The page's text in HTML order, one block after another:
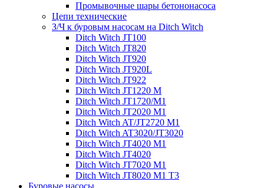
Промывочные шары бетононасоса
Цепи технические
З/Ч к буровым насосам на Ditch Witch
Ditch Witch JT100
Ditch Witch JT820
Ditch Witch JT920
Ditch Witch JT920L
Ditch Witch JT922
Ditch Witch JT1220 M
Ditch Witch JT1720/M1
Ditch Witch JT2020 M1
Ditch Witch AT/JT2720 M1
Ditch Witch AT3020/JT3020
Ditch Witch JT4020 M1
Ditch Witch JT4020
Ditch Witch JT7020 M1
Ditch Witch JT8020 M1 T3
Буровые насосы